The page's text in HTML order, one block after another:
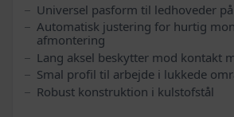
Universel pasform til ledhoveder
Automatisk justering for hurtig
afmontering
Lang aksel beskytter mod kontakt
Smal profil til arbejde i lukkede
Robust konstruktion i kulstofstål